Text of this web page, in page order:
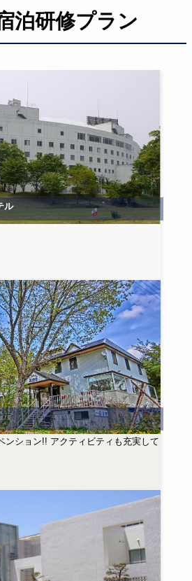
研修プラン
ル
ンション!! アクティビティも充実して